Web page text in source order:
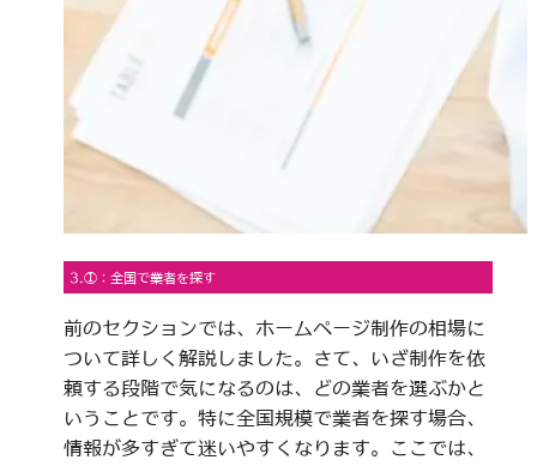
3.①：全国で業者を探す
前のセクションでは、ホームページ制作の相場に
ついて詳しく解説しました。さて、いざ制作を依
頼する段階で気になるのは、どの業者を選ぶかと
いうことです。特に全国規模で業者を探す場合、
情報が多すぎて迷いやすくなります。ここでは、